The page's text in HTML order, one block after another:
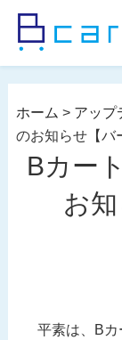
ホーム > アップ
のお知らせ【バ
Bカー
お
平素は、B